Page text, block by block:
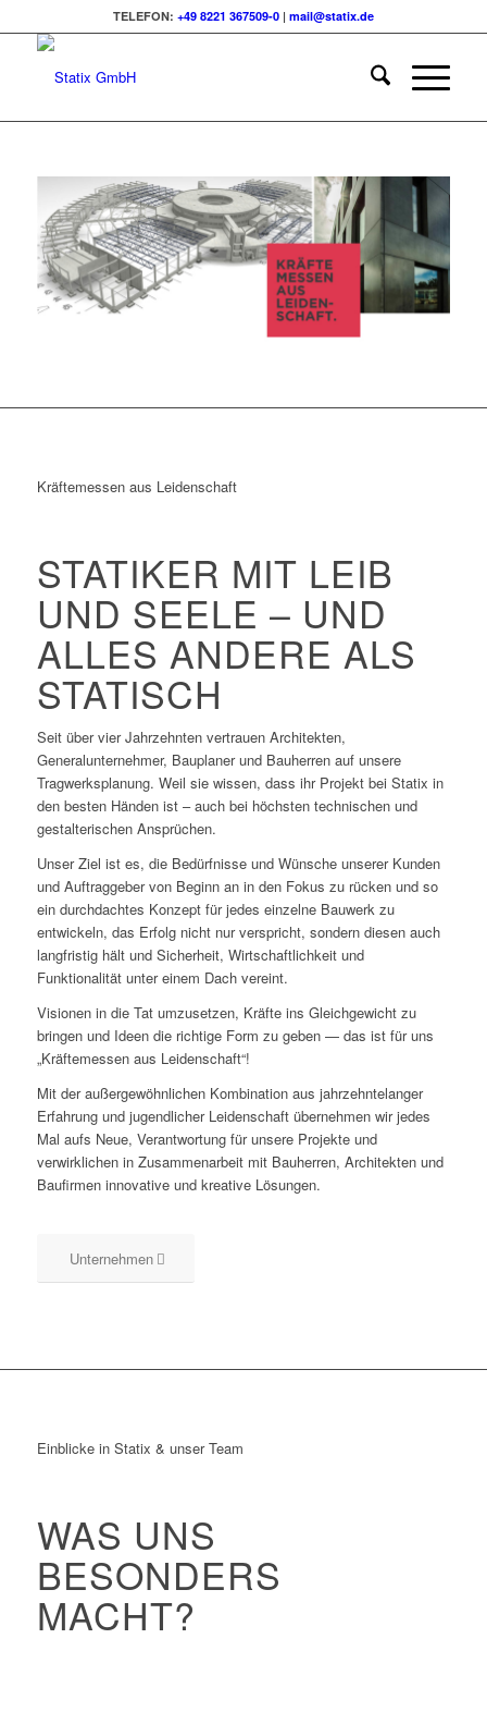
TELEFON: +49 8221 367509-0| mail@statix.de
Kräftemessen aus Leidenschaft
STATIKER MIT LEIB
UND SEELE – UND
ALLES ANDERE ALS
STATISCH
Seit über vier Jahrzehnten vertrauen Architekten,
Generalunternehmer, Bauplaner und Bauherren auf unsere
Tragwerksplanung. Weil sie wissen, dass ihr Projekt bei Statix in
den besten Händen ist – auch bei höchsten technischen und
gestalterischen Ansprüchen.
Unser Ziel ist es, die Bedürfnisse und Wünsche unserer Kunden
und Auftraggeber von Beginn an in den Fokus zu rücken und so
ein durchdachtes Konzept für jedes einzelne Bauwerk zu
entwickeln, das Erfolg nicht nur verspricht, sondern diesen auch
langfristig hält und Sicherheit, Wirtschaftlichkeit und
Funktionalität unter einem Dach vereint.
Visionen in die Tat umzusetzen, Kräfte ins Gleichgewicht zu
bringen und Ideen die richtige Form zu geben — das ist für uns
„Kräftemessen aus Leidenschaft“!
Mit der außergewöhnlichen Kombination aus jahrzehntelanger
Erfahrung und jugendlicher Leidenschaft übernehmen wir jedes
Mal aufs Neue, Verantwortung für unsere Projekte und
verwirklichen in Zusammenarbeit mit Bauherren, Architekten und
Baufirmen innovative und kreative Lösungen.
Unternehmen
Einblicke in Statix & unser Team
WAS UNS
BESONDERS
MACHT?